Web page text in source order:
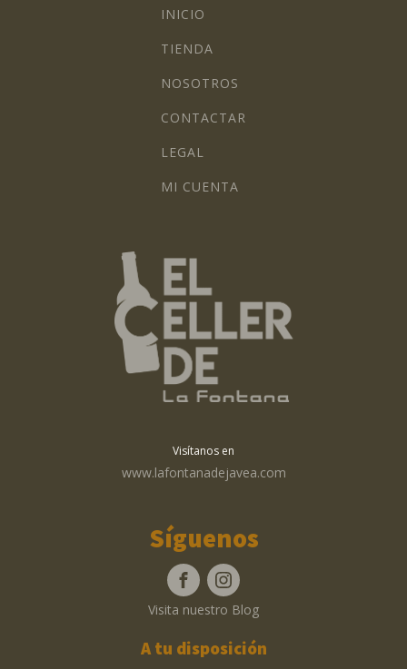
INICIO
TIENDA
NOSOTROS
CONTACTAR
LEGAL
MI CUENTA
Visítanos en
www.lafontanadejavea.com
Síguenos
Visita nuestro Blog
A tu disposición